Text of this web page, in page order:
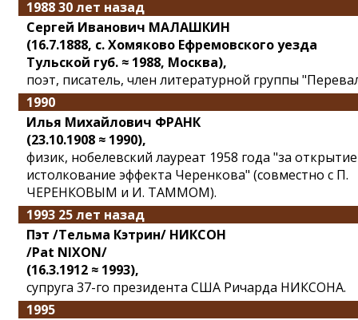
1988 30 лет назад
Сергей Иванович МАЛАШКИН
(16.7.1888, с. Хомяково Ефремовского уезда
Тульской губ. ≈ 1988, Москва),
поэт, писатель, член литературной группы
1990
Илья Михайлович ФРАНК
(23.10.1908 ≈ 1990),
физик, нобелевский лауреат 1958 года "за
истолкование эффекта Черенкова" (совместно с П.
ЧЕРЕНКОВЫМ и И. ТАММОМ).
1993 25 лет назад
Пэт /Тельма Кэтрин/ НИКСОН
/Pat NIXON/
(16.3.1912 ≈ 1993),
супруга 37-го президента США Ричарда НИКСОНА.
1995